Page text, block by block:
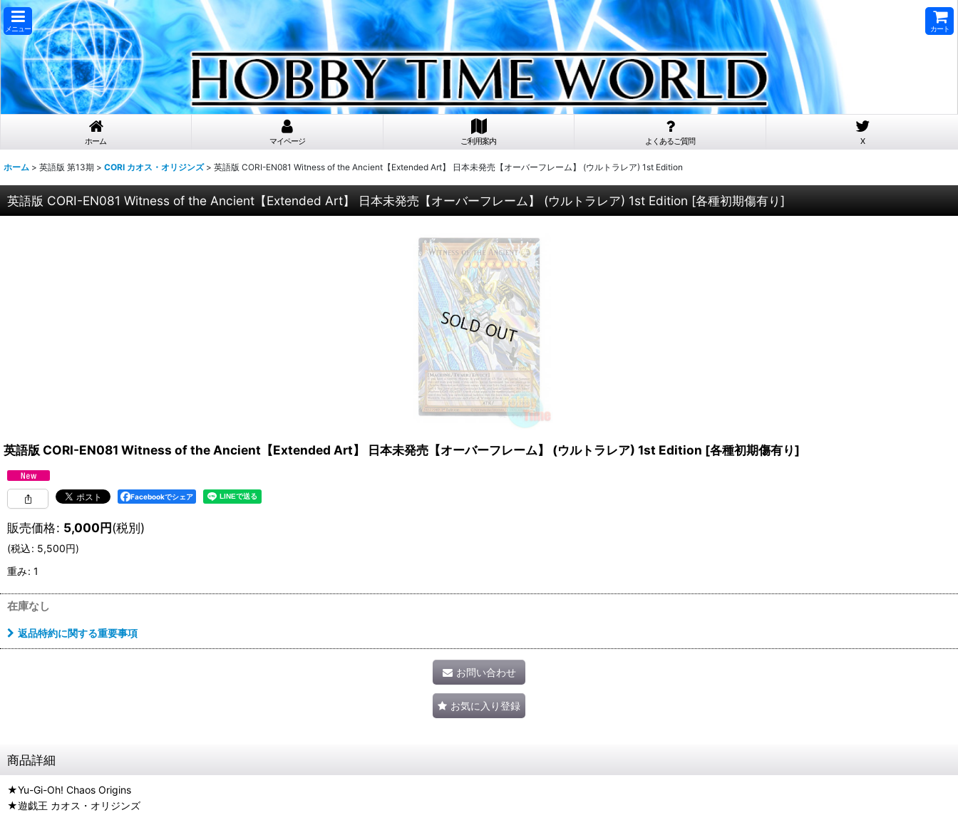
メニュー カート
ホーム マイページ ご利用案内 よくあるご質問 X
ホーム > 英語版 第13期 > CORI カオス・オリジンズ > 英語版 CORI-EN081 Witness of the Ancient【Extended Art】 日本未発売【オーバーフレーム】 (ウルトラレア) 1st Edition
英語版 CORI-EN081 Witness of the Ancient【Extended Art】 日本未発売【オーバーフレーム】 (ウルトラレア) 1st Edition [各種初期傷有り]
英語版 CORI-EN081 Witness of the Ancient【Extended Art】 日本未発売【オーバーフレーム】 (ウルトラレア) 1st Edition [各種初期傷有り]
Facebookでシェア
販売価格: 5,000円(税別)
(税込: 5,500円)
重み: 1
在庫なし
返品特約に関する重要事項
お問い合わせ
お気に入り登録
商品詳細
★Yu-Gi-Oh! Chaos Origins
★遊戯王 カオス・オリジンズ